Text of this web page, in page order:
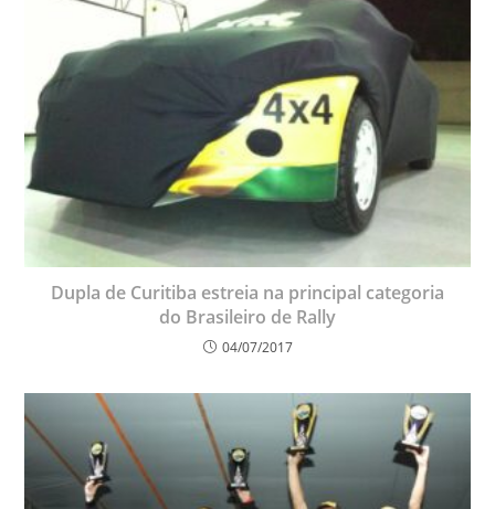
Dupla de Curitiba estreia na principal categoria
do Brasileiro de Rally
04/07/2017